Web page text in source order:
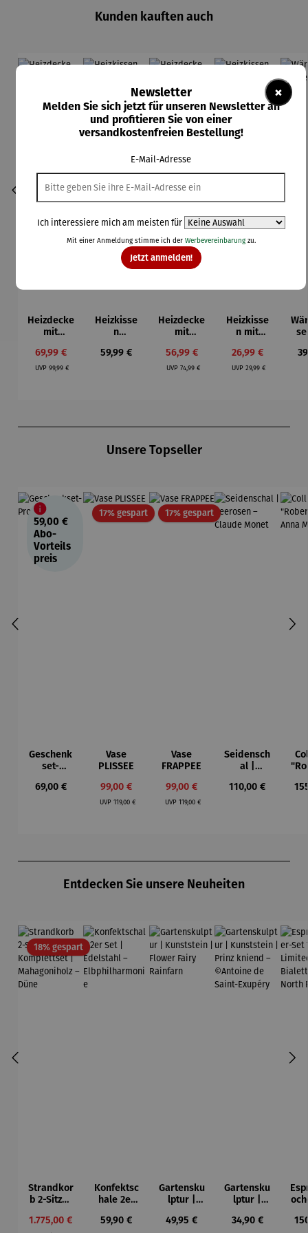
Kunden kauften auch
Heizdecke
mit
utomatik
10
Verkaufspreis:
69,99 €
UVPRegulärer Preis:
99,99 €
Heizkisse
n
deckung
Regulärer Preis:
59,99 €
Heizdecke
mit
utomatik
10
Verkaufspreis:
56,99 €
UVP Regulärer Preis:
74,99 €
10% gespartRabatt
Heizkisse
n mit
utomatik
Verkaufspreis:
26,99 €
UVPRegulärer Preis:
29,99 €
Unsere Topseller
59,00 €
Abo-
Vorteils
preis
Geschenk
set-
ste
Regulärer Preis:
69,00 €
17% gespartRabatt
Vase
PLISSEE
Verkaufspreis:
99,00 €
UVPRegulärer Preis:
119,00 €
17% gespartRabatt
Vase
FRAPPEE
Verkaufspreis:
99,00 €
UVPRegulärer Preis:
119,00 €
Seidensch
al |
– Claude
Regulärer Preis:
110,00 €
Entdecken Sie unsere Neuheiten
18% gespartRabatt
Strandkor
b 2-Sitzer
et |
Verkaufspreis:
1.775,00 €
Konfektsc
hale 2er
Edelstahl
Regulärer Preis:
59,90 €
Gartensku
lptur |
| Flower
Regulärer Preis:
49,95 €
Gartensku
lptur |
| Prinz
Regulärer Preis:
34,90 €
×
Newsletter
Melden Sie sich jetzt für unseren Newsletter an
und profitieren Sie von einer
versandkostenfreien Bestellung!
E-Mail-Adresse
Ich interessiere mich am meisten für
Mit einer Anmeldung stimme ich der Werbevereinbarungzu.
Jetzt anmelden!